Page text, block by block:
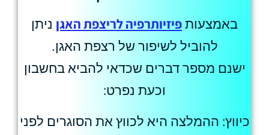
באמצעות פיזיותרפיה לריצפת האגן ניתן
להוביל לשיפור של רצפת האגן.
ישנם מספר דברים שכדאי להביא בחשבון
וכעת נפרט:
כיווץ: ההמלצה היא לכווץ את הסוגרים לפני